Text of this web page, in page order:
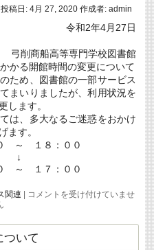
投稿日: 4月 27, 2020 作成者: admin
令和2年4月27日
弓削商船高等専門学校図書館
かる開館時間の変更について
ため、図書館の一部サービス
まいりましたが、利用状況を
します。
は、多大なるご迷惑をおかけ
ます。
～ １８：００
～ １７：００
関連
新
ロ
ナ
ウ
コメントを受け付けていませ
ついて